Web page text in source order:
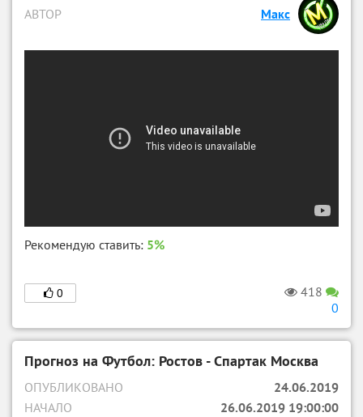
АВТОР
Макс
Рекомендую ставить: 5%
0
418
0
Прогноз на Футбол: Ростов - Спартак Москва
ОПУБЛИКОВАНО
24.06.2019
НАЧАЛО
26.06.2019 19:00:00